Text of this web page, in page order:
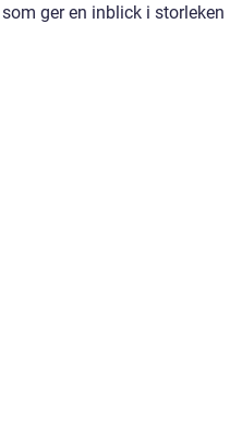
ger en inblick i storleken